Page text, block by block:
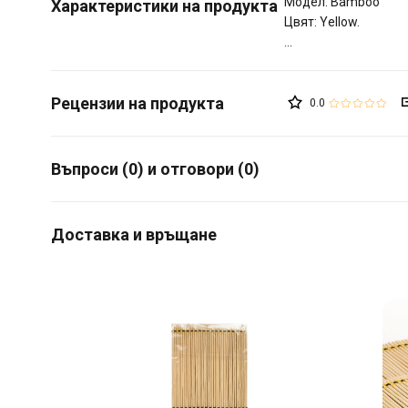
Характеристики на продукта
Цвят: Yellow.
0.0
Въпроси (0) и отговори (0)
Доставка и връщане